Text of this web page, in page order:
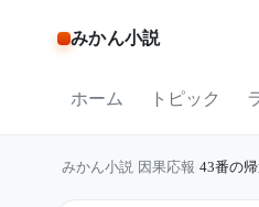
みかん小説
ホーム トピック
みかん小説 因果応報 43番の